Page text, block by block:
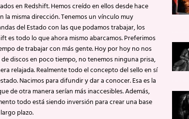
en Redshift. Hemos creído en ellos desde hace
misma dirección. Tenemos un vínculo muy
del Estado con las que podamos trabajar, los
es todo lo que ahora mismo abarcamos. Preferimos
de trabajar con más gente. Hoy por hoy no nos
discos en poco tiempo, no tenemos ninguna prisa,
relajada. Realmente todo el concepto del sello en sí
Nacimos para difundir y dar a conocer. Esa es la
de otra manera serían más inaccesibles. Además,
todo está siendo inversión para crear una base
plazo.